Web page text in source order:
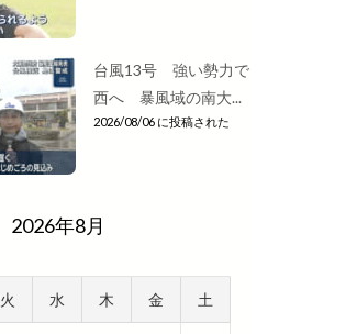
台風13号 強い勢力で
西へ 暴風域の南大...
2026/08/06 に投稿された
2026年8月
火 水 木 金 土